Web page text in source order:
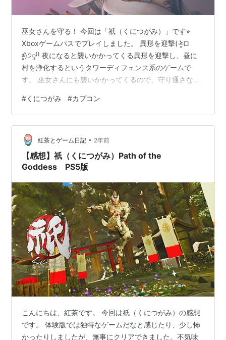
巫女さんを守る！ 今回は「祇（くにつがみ）」です⭐︎
Xboxゲームパスでプレイしました。 異形を迎撃( ˃̶͈̀ロ
˂̶͈́)੭ꠥ⁾⁾ 夜になると襲いかかってくる異形を迎撃し、昼に
村を浄化するというタワーディフェンス系のゲームで
す。 巫女さんにも襲いかかってくるので、守り通さない
す！٩(๑`^´๑)۶ 操作感は割と重め。 体重を乗せて斬るよ
うな感覚が⭕️ 1ステージをクリアするごとに村を再建し
ていきます。 報酬がもらえるのでキッチリと立て直しま
す⭐︎ 再建した村。まさに和の雰囲気。 いまの進行状況で
す たぶんラスボスだと思うのですが、これがも…
#くにつがみ #カプコン
紅茶とゲーム日記 • 2年前
【感想】祇（くにつがみ）Path of the
Goddess PS5版
こんにちは、紅茶です。 今回は祇（くにつがみ）の感想
です。 体験版では独特なゲームだなと感じたり、少し怖
かったりしましたが、無事にクリアできました。不気味